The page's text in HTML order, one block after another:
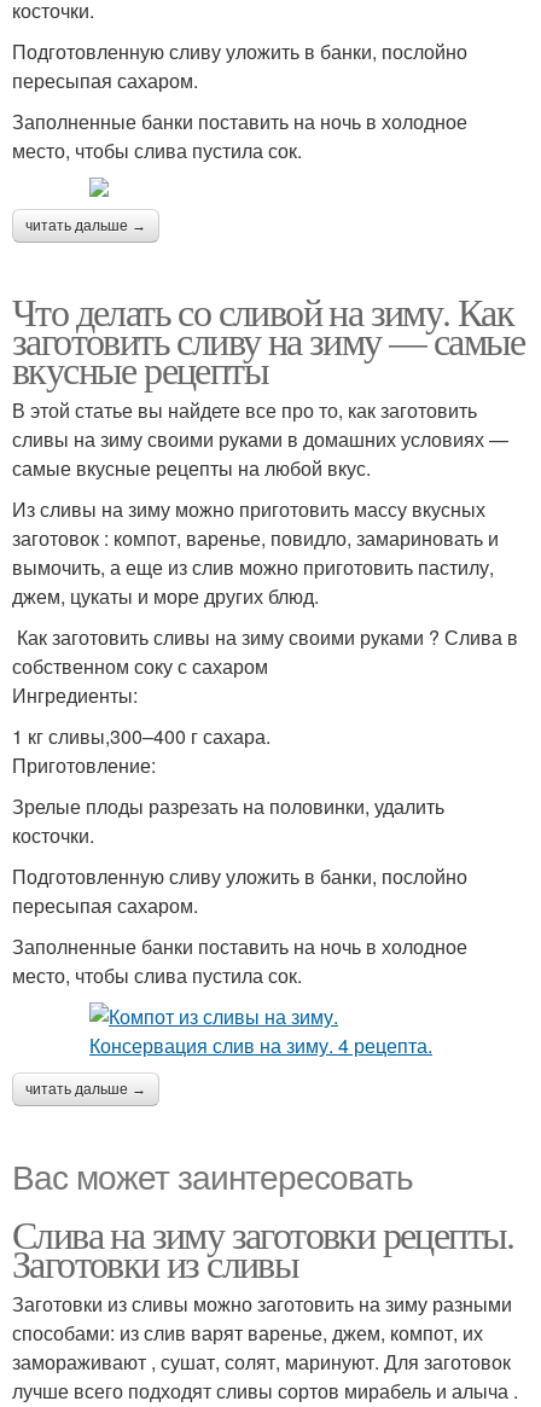
косточки.
Подготовленную сливу уложить в банки, послойно
пересыпая сахаром.
Заполненные банки поставить на ночь в холодное
место, чтобы слива пустила сок.
читать дальше →
Что делать со сливой на зиму. Как
заготовить сливу на зиму — самые
вкусные рецепты
В этой статье вы найдете все про то, как заготовить
сливы на зиму своими руками в домашних условиях —
самые вкусные рецепты на любой вкус.
Из сливы на зиму можно приготовить массу вкусных
заготовок : компот, варенье, повидло, замариновать и
вымочить, а еще из слив можно приготовить пастилу,
джем, цукаты и море других блюд.
Как заготовить сливы на зиму своими руками ? Слива в
собственном соку с сахаром
Ингредиенты:
1 кг сливы,300–400 г сахара.
Приготовление:
Зрелые плоды разрезать на половинки, удалить
косточки.
Подготовленную сливу уложить в банки, послойно
пересыпая сахаром.
Заполненные банки поставить на ночь в холодное
место, чтобы слива пустила сок.
читать дальше →
Вас может заинтересовать
Слива на зиму заготовки рецепты.
Заготовки из сливы
Заготовки из сливы можно заготовить на зиму разными
способами: из слив варят варенье, джем, компот, их
замораживают , сушат, солят, маринуют. Для заготовок
лучше всего подходят сливы сортов мирабель и алыча .